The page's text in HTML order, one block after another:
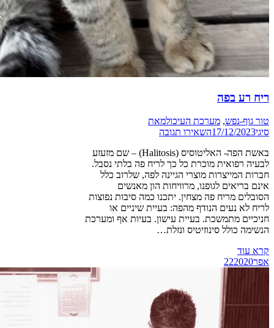
ריח רע בפה
טור גוף-נפש, מערכת העיכולמאת
סיגי17/12/2023השאירו תגובה
באשת הפה- האליטוסיס (Halitosis) – שם מזעזע
לבעיה רפואית מוכרת כל כך לריח פה בלתי נסבל.
חברות המייצרות מוצרי הגיינה לפה, שלרוב כלל
אינם בריאים לגופנו, מרוויחות הון מאנשים
הסובלים מריח פה מצחין. יתכנו כמה סיבות נפוצות
לריח לא נעים הנודף מהפה: בעיית שיניים או
חניכיים מתמשכת. בעיית עישון. בעיות אף ומערכת
הנשימה כולל סינוזיטיס ונזלת…
קרא עוד
אפר
222020